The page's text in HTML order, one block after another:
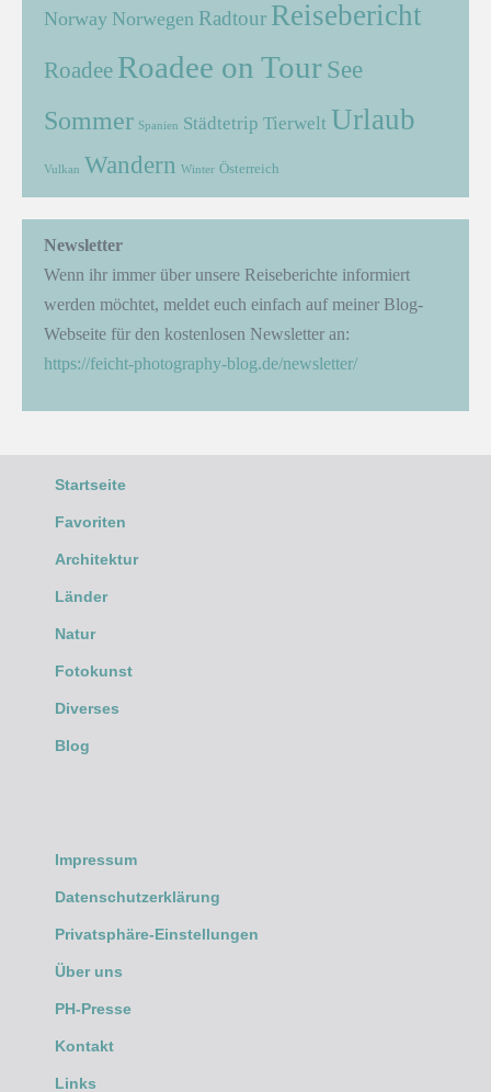
Norway Norwegen Radtour Reisebericht
Roadee Roadee on Tour See
Sommer Spanien Städtetrip Tierwelt Urlaub
Vulkan Wandern Winter Österreich
Newsletter
Wenn ihr immer über unsere Reiseberichte informiert
werden möchtet, meldet euch einfach auf meiner Blog-
Webseite für den kostenlosen Newsletter an:
https://feicht-photography-blog.de/newsletter/
Startseite
Favoriten
Architektur
Länder
Natur
Fotokunst
Diverses
Blog
Impressum
Datenschutzerklärung
Privatsphäre-Einstellungen
Über uns
PH-Presse
Kontakt
Links